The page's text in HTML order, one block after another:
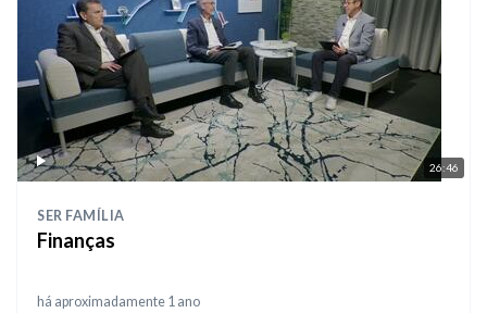
26:46
SER FAMÍLIA
Finanças
há aproximadamente 1 ano